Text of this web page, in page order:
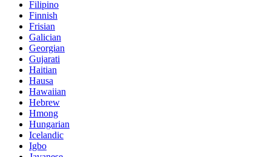
Filipino
Finnish
Frisian
Galician
Georgian
Gujarati
Haitian
Hausa
Hawaiian
Hebrew
Hmong
Hungarian
Icelandic
Igbo